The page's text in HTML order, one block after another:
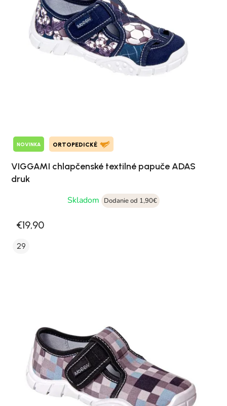
NOVINKA ORTOPEDICKÉ
VIGGAMI chlapčenské textilné papuče ADAS
druk
Skladom
Dodanie od 1,90€
€19,90
29